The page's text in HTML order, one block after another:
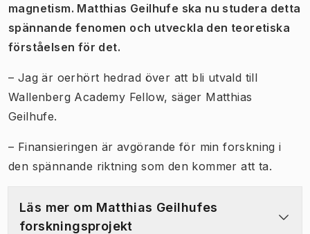
magnetism. Matthias Geilhufe ska nu studera detta
spännande fenomen och utveckla den teoretiska
förståelsen för det.
– Jag är oerhört hedrad över att bli utvald till
Wallenberg Academy Fellow, säger Matthias
Geilhufe.
– Finansieringen är avgörande för min forskning i
den spännande riktning som den kommer att ta.
Läs mer om Matthias Geilhufes
forskningsprojekt